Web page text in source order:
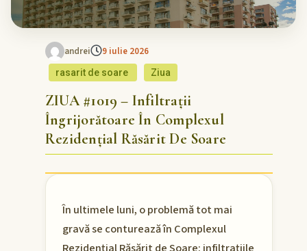
andrei 9 iulie 2026
rasarit de soare Ziua
ZIUA #1019 – Infiltrații
Îngrijorătoare În Complexul
Rezidențial Răsărit De Soare
În ultimele luni, o problemă tot mai
gravă se conturează în Complexul